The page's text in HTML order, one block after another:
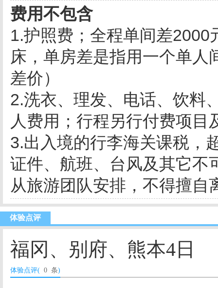
费用不包含
1.护照费；全程单间差
床，单房差是指用一个单人
差价）
2.洗衣、理发、电话、饮料
人费用；行程另行付费项目
3.出入境的行李海关课税，
证件、航班、台风及其它不
从旅游团队安排，不得擅自
体验点评
福冈、别府、熊本4日
体验点评( 0 条)